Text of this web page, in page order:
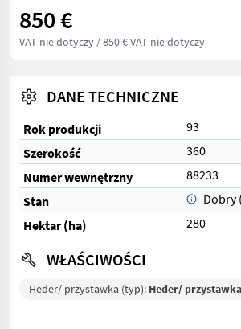
850 €
VAT nie dotyczy / 850 € VAT nie dotyczy
DANE TECHNICZNE
Rok produkcji
93
Szerokość
360
Numer wewnętrzny
88233
Stan
Dobry
Hektar (ha)
280
WŁAŚCIWOŚCI
Heder/ przystawka (typ): Heder/